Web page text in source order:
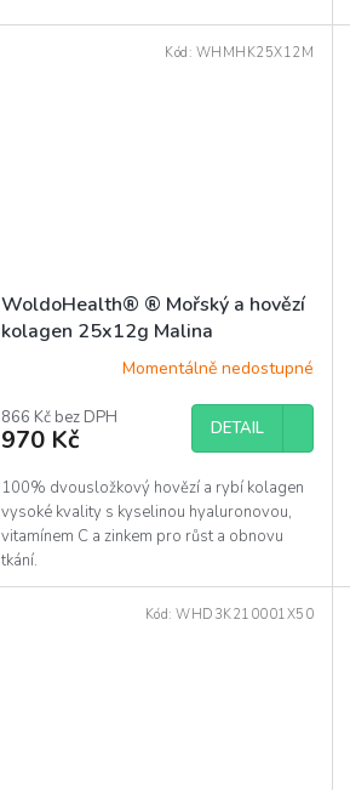
WoldoHealth® ® Mořský a hovězí
kolagen 25x12g Malina
Momentálně nedostupné
866 Kč bez DPH
970 Kč DETAIL
100% dvousložkový hovězí a rybí kolagen
vysoké kvality s kyselinou hyaluronovou,
vitamínem C a zinkem pro růst a obnovu
tkání.
Kód: WHMHK25X12M
Kód:WHD3K210001X50